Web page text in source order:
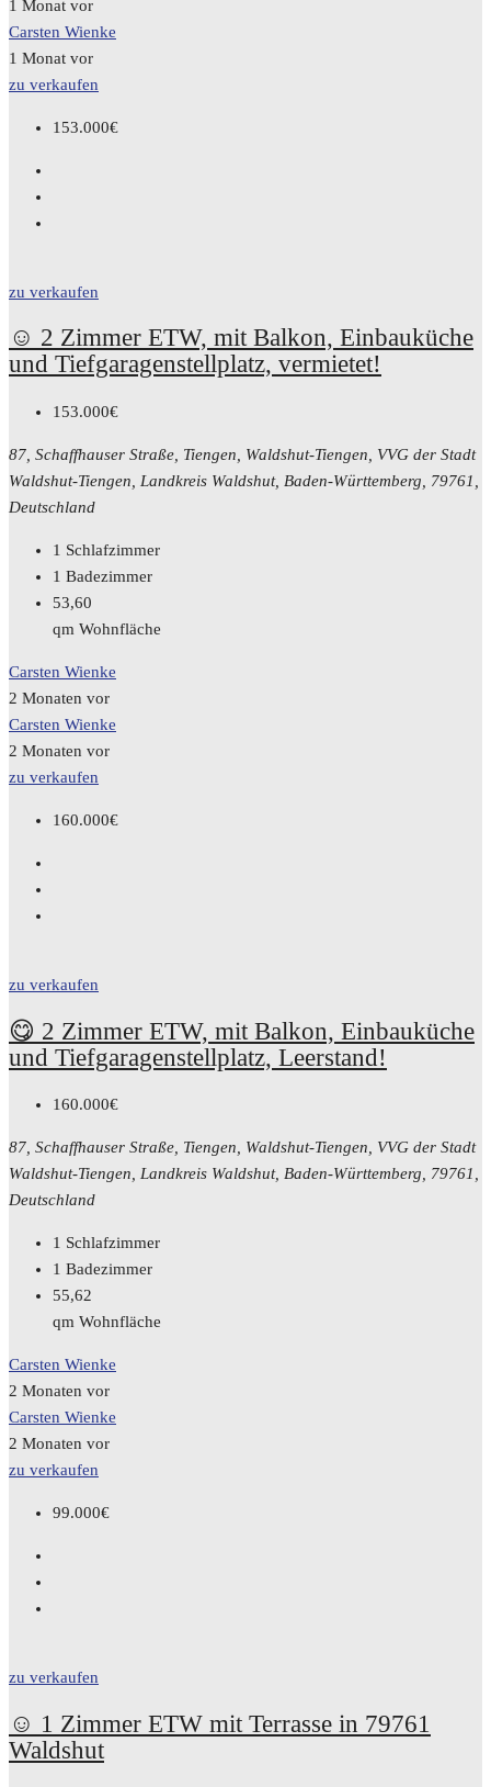
1 Monat vor
Carsten Wienke
1 Monat vor
zu verkaufen
153.000€
zu verkaufen
☺️ 2 Zimmer ETW, mit Balkon, Einbauküche
und Tiefgaragenstellplatz, vermietet!
153.000€
87, Schaffhauser Straße, Tiengen, Waldshut-Tiengen, VVG der Stadt
Waldshut-Tiengen, Landkreis Waldshut, Baden-Württemberg, 79761,
Deutschland
1 Schlafzimmer
1 Badezimmer
53,60
qm Wohnfläche
Carsten Wienke
2 Monaten vor
Carsten Wienke
2 Monaten vor
zu verkaufen
160.000€
zu verkaufen
😋 2 Zimmer ETW, mit Balkon, Einbauküche
und Tiefgaragenstellplatz, Leerstand!
160.000€
87, Schaffhauser Straße, Tiengen, Waldshut-Tiengen, VVG der Stadt
Waldshut-Tiengen, Landkreis Waldshut, Baden-Württemberg, 79761,
Deutschland
1 Schlafzimmer
1 Badezimmer
55,62
qm Wohnfläche
Carsten Wienke
2 Monaten vor
Carsten Wienke
2 Monaten vor
zu verkaufen
99.000€
zu verkaufen
☺️ 1 Zimmer ETW mit Terrasse in 79761
Waldshut